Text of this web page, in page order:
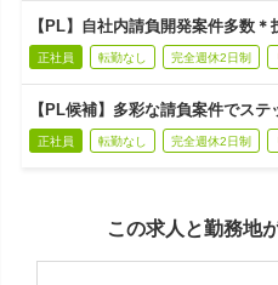
【PL】自社内請負開発案件多数
正社員 転勤なし 完全週休2日制
【PL候補】多彩な請負案件でス
正社員 転勤なし 完全週休2日制
この求人と勤務地